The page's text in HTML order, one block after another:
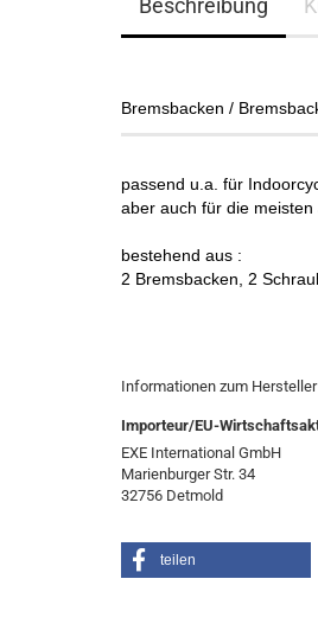
Beschreibung
Bremsbacken /
passend u.a. für
aber auch für die meisten
bestehend aus :
2 Bremsbacken, 2
Informationen zum
Importeur/EU-
EXE International GmbH
Marienburger Str. 34
32756 Detmold
teilen